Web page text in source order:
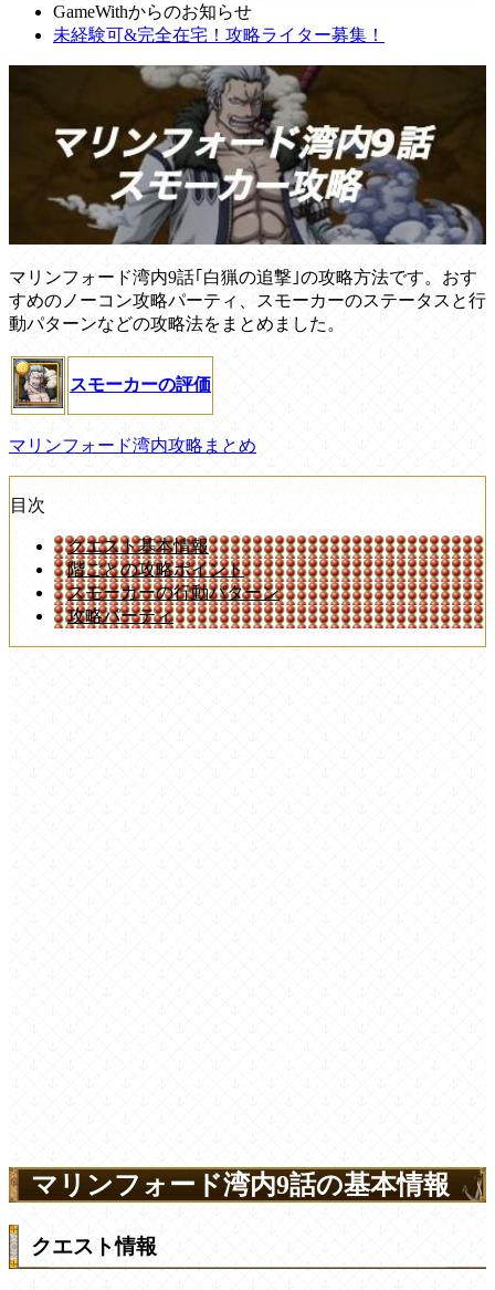
GameWithからのお知らせ
未経験可&完全在宅！攻略ライター募集！
マリンフォード湾内9話｢白猟の追撃｣の攻略方法です。おす
すめのノーコン攻略パーティ、スモーカーのステータスと行
動パターンなどの攻略法をまとめました。
スモーカーの評価
マリンフォード湾内攻略まとめ
目次
クエスト基本情報
階ごとの攻略ポイント
スモーカーの行動パターン
攻略パーティ
マリンフォード湾内9話の基本情報
クエスト情報